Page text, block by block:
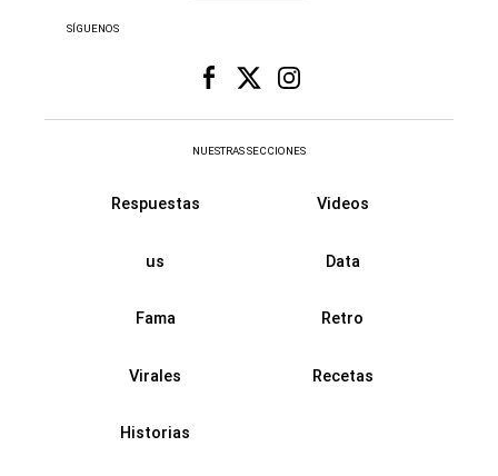
SÍGUENOS
NUESTRAS SECCIONES
Respuestas Videos
us Data
Fama Retro
Virales Recetas
Historias